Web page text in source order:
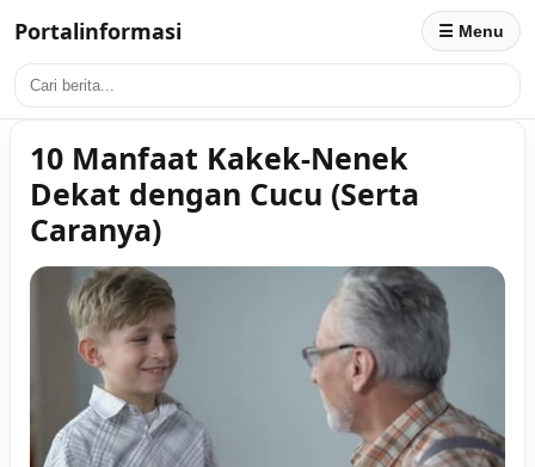
Portalinformasi ☰ Menu
10 Manfaat Kakek-Nenek
Dekat dengan Cucu (Serta
Caranya)